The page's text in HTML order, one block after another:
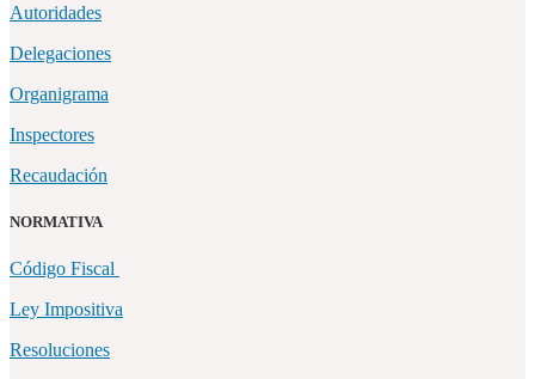
Autoridades
Delegaciones
Organigrama
Inspectores
Recaudación
NORMATIVA
Código Fiscal
Ley Impositiva
Resoluciones